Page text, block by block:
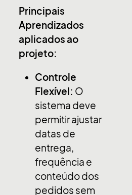
Principais
Aprendizados
aplicados ao
projeto:
Controle
Flexível: O
sistema deve
permitir ajustar
datas de
entrega,
frequência e
conteúdo dos
pedidos sem